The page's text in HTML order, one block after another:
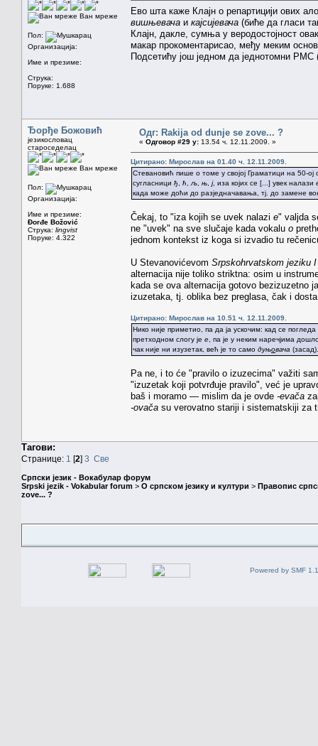
Ван мреже
Пол:
Организација:
Име и презиме:
Струка:
Поруке: 1.688
Ево шта каже Клајн о репартицији ових
вишњевача и кајсијевача (биће да гласи
Клајн, дакле, сумња у веродостојност
макар прокоментарисао, међу меким
Подсетићу још једном да једнотомни РМС
Ђорђе Божовић
језикословац
староседелац
Ван мреже
Пол:
Организација:
Име и презиме:
Đorđe Božović
Струка: lingvist
Поруке: 4.322
Одг: Rakija od dunje se zove... ?
« Одговор #29 у: 13.54 ч. 12.11.2009. »
Цитирано: Мирослав на 01.40 ч. 12.11.2009.
Стевановић пише о томе у својој Граматици на 50-
сугласници ђ ћ љ њ ј, иза којих се [...] увек налази
када може доћи до разједначавања, тј. до замене
Čekaj, to "iza kojih se uvek nalazi e" valjda
ne "uvek" na sve slučaje kada vokalu o
jednom kontekst iz koga si izvadio tu
U Stevanovićevom Srpskohrvatskom jeziku I
alternacija nije toliko striktna: osim u
kada se ova alternacija gotovo bezizuzetno
izuzetaka, tj. oblika bez preglasa, čak i
Цитирано: Мирослав на 10.51 ч. 12.11.2009.
Нико није приметио, па да ја ускочим: кад се
претходном слогу је е , па је у неким наречјима
чак није ни изузетак, већ је то само дуњовача (засад).
Pa ne, i to će "pravilo o izuzecima" važiti
"izuzetak koji potvrđuje pravilo", već je
baš i moramo — mislim da je ovde -evača
-ovača su verovatno stariji i sistematskiji za
Тагови:
Странице: 1 [2] 3 Све
Српски језик - Вокабулар форум
Srpski jezik - Vokabular forum > О српском језику и култури > Правопис
zove... ?
Powered by SMF